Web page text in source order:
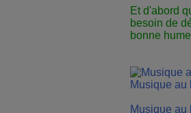
Et d'abord
besoin de
bonne
Musique au
Musique au